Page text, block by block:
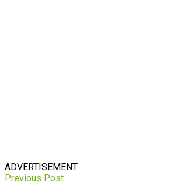
ADVERTISEMENT
Previous Post